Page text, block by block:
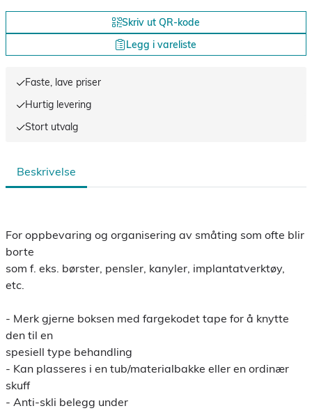
Skriv ut QR-kode
Legg i vareliste
Faste, lave priser
Hurtig levering
Stort utvalg
Beskrivelse
For oppbevaring og organisering av småting som ofte blir
borte
som f. eks. børster, pensler, kanyler, implantatverktøy,
etc.
- Merk gjerne boksen med fargekodet tape for å knytte
den til en
spesiell type behandling
- Kan plasseres i en tub/materialbakke eller en ordinær
skuff
- Anti-skli belegg under